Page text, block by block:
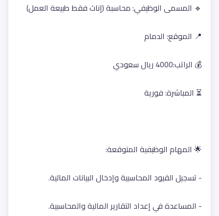
🔹 المسمى الوظيفي: محاسبة (إناث فقط طبيعة العمل)
📍 الموقع: الدمام
💰 الراتب:4000 ريال سعودي
⏳ المباشرة: فورية
🌟 المهام الوظيفية المتوقعة:
- تسجيل القيود المحاسبية وإدخال البيانات المالية.
- المساعدة في إعداد التقارير المالية والمحاسبية.